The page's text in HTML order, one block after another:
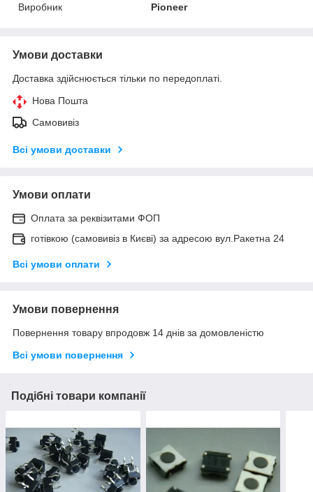
Виробник
Pioneer
Умови доставки
Доставка здійснюється тільки по передоплаті.
Нова Пошта
Самовивіз
Всі умови доставки
Умови оплати
Оплата за реквізитами ФОП
готівкою (самовивіз в Києві) за адресою вул.Ракетна 24
Всі умови оплати
Умови повернення
Повернення товару впродовж 14 днів за домовленістю
Всі умови повернення
Подібні товари компанії